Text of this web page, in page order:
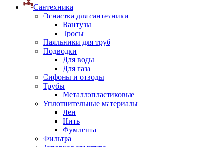
Сантехника
Оснастка для сантехники
Вантузы
Тросы
Паяльники для труб
Подводки
Для воды
Для газа
Сифоны и отводы
Трубы
Металлопластиковые
Уплотнительные материалы
Лен
Нить
Фумлента
Фильтра